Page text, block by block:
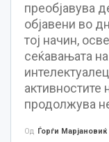
преобјавува
објавени во
тој начин,
сеќавањата
активностите
продолжува
Од Ѓорѓи Марјановиќ